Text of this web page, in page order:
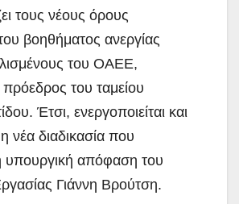
τους νέους όρους
βοηθήματος ανεργίας
του ΟΑΕΕ,
του ταμείου
Έτσι, ενεργοποιείται και
νέα διαδικασία που
υπουργική απόφαση του
Γιάννη Βρούτση.